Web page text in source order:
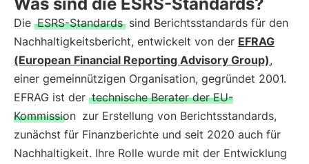
Die ESRS-Standards sind Berichtsstandards für den
Nachhaltigkeitsbericht, entwickelt von der EFRAG
(European Financial Reporting Advisory Group),
einer gemeinnützigen Organisation, gegründet 2001.
EFRAG ist der technische Berater der EU-
Kommission zur Erstellung von Berichtsstandards,
zunächst für Finanzberichte und seit 2020 auch für
Nachhaltigkeit. Ihre Rolle wurde mit der Entwicklung